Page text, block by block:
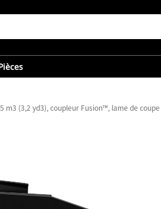
m3 (3,2 yd3), coupleur Fusion™, lame de